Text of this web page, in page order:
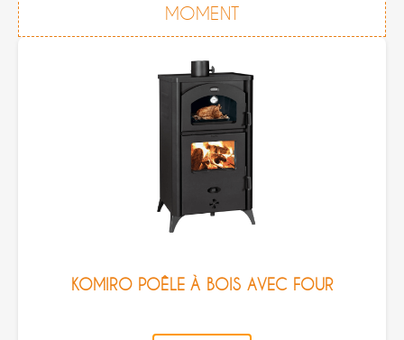
MOMENT
KOMIRO POÊLE À BOIS AVEC FOUR